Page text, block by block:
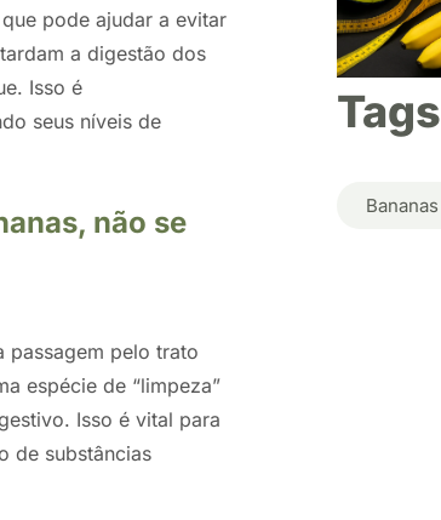
pode ajudar a evitar
a digestão dos
Isso é
seus níveis de
não se
passagem pelo trato
espécie de “limpeza”
Isso é vital para
de substâncias
Tags
Bananas